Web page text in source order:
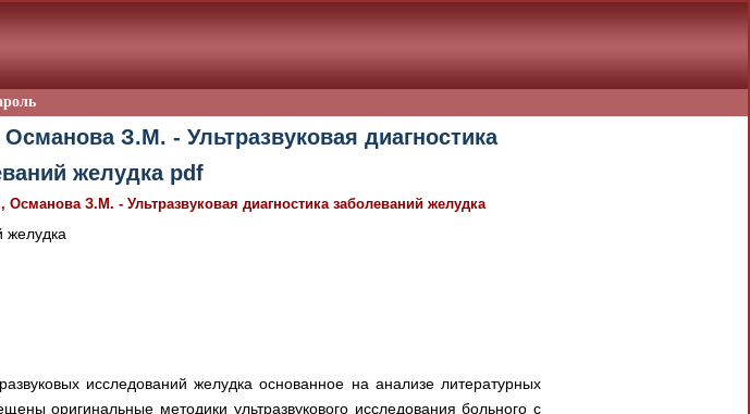
З.М. - Ультразвуковая диагностика
желудка pdf
З.М. - Ультразвуковая диагностика заболеваний желудка
желудка
исследований желудка основанное на анализе литературных
оригинальные методики ультразвукового исследования больного с